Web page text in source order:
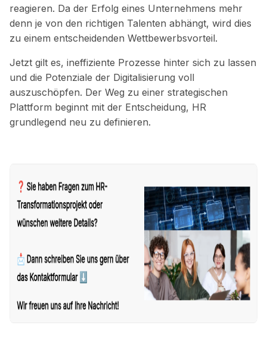
reagieren. Da der Erfolg eines Unternehmens mehr
denn je von den richtigen Talenten abhängt, wird dies
zu einem entscheidenden Wettbewerbsvorteil.
Jetzt gilt es, ineffiziente Prozesse hinter sich zu lassen
und die Potenziale der Digitalisierung voll
auszuschöpfen. Der Weg zu einer strategischen
Plattform beginnt mit der Entscheidung, HR
grundlegend neu zu definieren.